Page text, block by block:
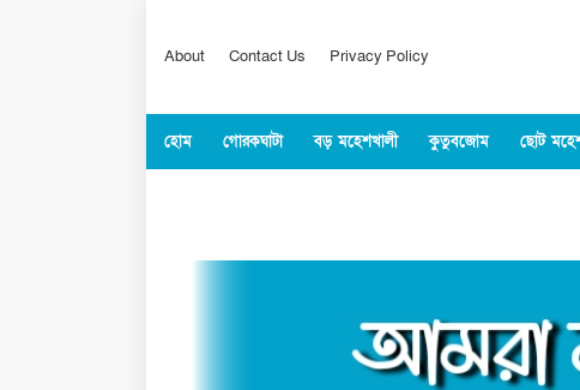
About Contact Us Privacy Policy
হোম গোরকঘাটা বড় মহেশখালী কুতুবজোম ছোট